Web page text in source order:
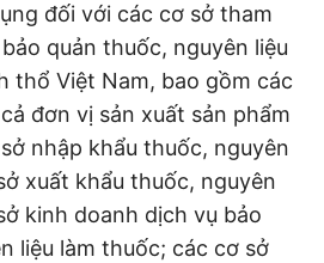
đối với các cơ sở tham
quản thuốc, nguyên liệu
thổ Việt Nam, bao gồm các
đơn vị sản xuất sản phẩm
nhập khẩu thuốc, nguyên
xuất khẩu thuốc, nguyên
kinh doanh dịch vụ bảo
liệu làm thuốc; các cơ sở